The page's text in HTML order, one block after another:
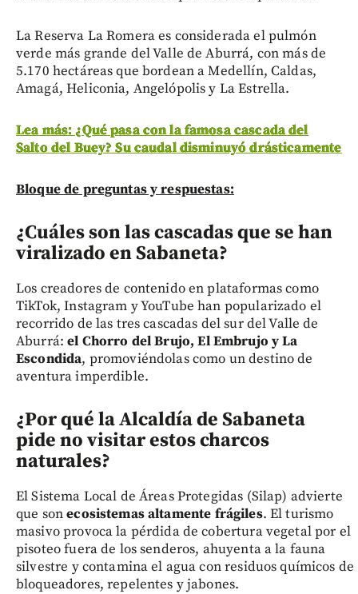
La Reserva La Romera es considerada el pulmón
verde más grande del Valle de Aburrá, con más de
5.170 hectáreas que bordean a Medellín, Caldas,
Amagá, Heliconia, Angelópolis y La Estrella.
Lea más: ¿Qué pasa con la famosa cascada del
Salto del Buey? Su caudal disminuyó drásticamente
Bloque de preguntas y respuestas:
¿Cuáles son las cascadas que se han
viralizado en Sabaneta?
Los creadores de contenido en plataformas como
TikTok, Instagram y YouTube han popularizado el
recorrido de las tres cascadas del sur del Valle de
Aburrá:el Chorro del Brujo, El Embrujo y La
Escondida, promoviéndolas como un destino de
aventura imperdible.
¿Por qué la Alcaldía de Sabaneta
pide no visitar estos charcos
naturales?
El Sistema Local de Áreas Protegidas (Silap) advierte
que sonecosistemas altamente frágiles. El turismo
masivo provoca la pérdida de cobertura vegetal por el
pisoteo fuera de los senderos, ahuyenta a la fauna
silvestre y contamina el agua con residuos químicos de
bloqueadores, repelentes y jabones.